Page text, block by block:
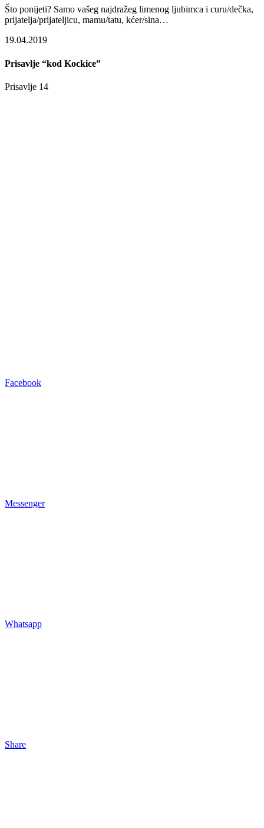
Što ponijeti? Samo vašeg najdražeg limenog ljubimca i curu/dečka,
prijatelja/prijateljicu, mamu/tatu, kćer/sina…
19.04.2019
Prisavlje “kod Kockice”
Prisavlje 14
Facebook
Messenger
Whatsapp
Share